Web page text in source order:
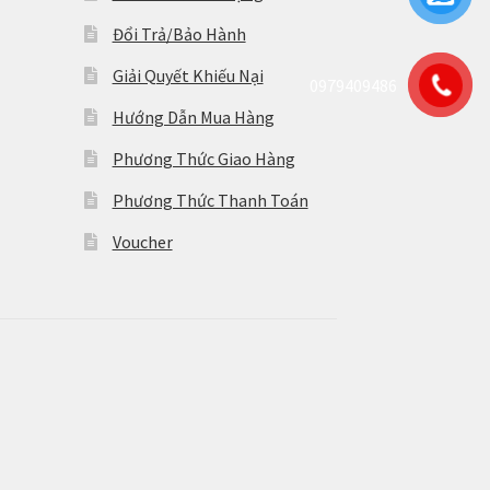
Đổi Trả/Bảo Hành
Giải Quyết Khiếu Nại
Hướng Dẫn Mua Hàng
Phương Thức Giao Hàng
Phương Thức Thanh Toán
Voucher